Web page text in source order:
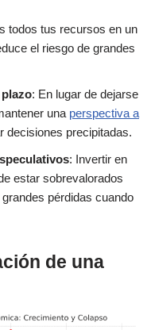
todos tus recursos en un
el riesgo de grandes
: En lugar de dejarse
una perspectiva a
decisiones precipitadas.
: Invertir en
estar sobrevalorados
pérdidas cuando
de una